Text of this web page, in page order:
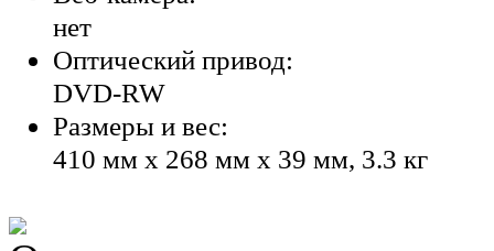
нет
Оптический привод:
DVD-RW
Размеры и вес:
410 мм x 268 мм x 39 мм, 3.3 кг